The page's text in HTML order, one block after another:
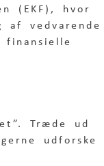
(EKF), hvor
af vedvarende
finansielle
Træde ud
udforske